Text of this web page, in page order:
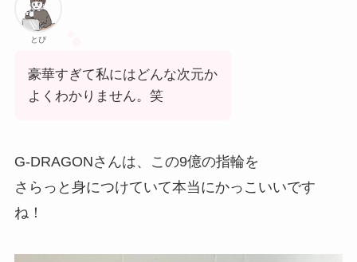
とぴ
豪華すぎて私にはどんな次元か
よくわかりません。笑
G-DRAGONさんは、この9億の指輪を
さらっと身につけていて本当にかっこいいです
ね！